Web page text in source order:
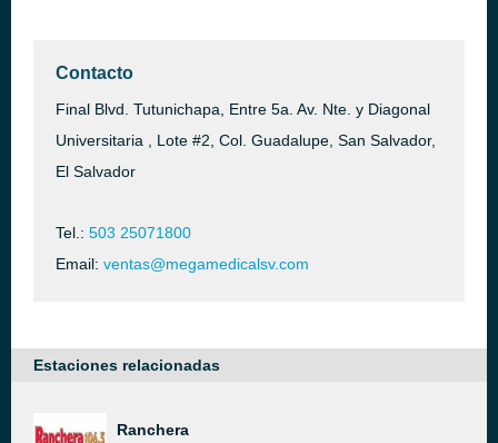
Contacto
Final Blvd. Tutunichapa, Entre 5a. Av. Nte. y Diagonal
Universitaria , Lote #2, Col. Guadalupe, San Salvador,
El Salvador
Tel.: 503 25071800
Email: ventas@megamedicalsv.com
Estaciones relacionadas
Ranchera